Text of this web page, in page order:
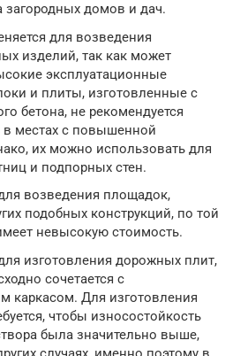
загородных домов и дач.
для возведения
изделий, так как может
эксплуатационные
и плиты, изготовленные с
бетона, не рекомендуется
в местах с повышенной
их можно использовать для
и подпорных стен.
возведения площадок,
подобных конструкций, по той
невысокую стоимость.
изготовления дорожных плит,
сочетается с
каркасом. Для изготовления
чтобы износостойкость
была значительно выше,